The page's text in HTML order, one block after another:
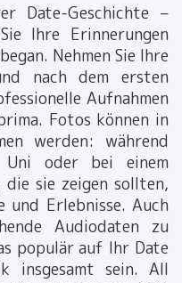
Date-Geschichte –
Ihre Erinnerungen
Nehmen Sie Ihre
nach dem ersten
Aufnahmen
Fotos können in
werden: während
Uni oder bei einem
sie zeigen sollten,
und Erlebnisse. Auch
Audiodaten zu
populär auf Ihr Date
insgesamt sein. All